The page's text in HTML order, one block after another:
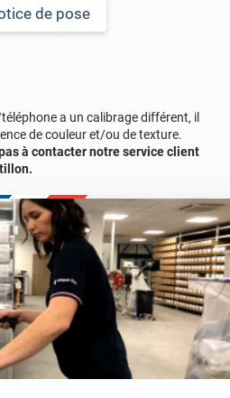
de pose
a un calibrage différent, il
de couleur et/ou de texture.
à contacter notre service client